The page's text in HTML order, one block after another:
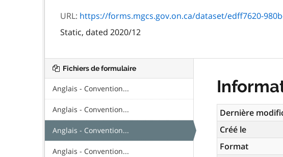
URL: https://forms.mgcs.gov.on.ca/dataset/edff7620-980b-455f-9666-
Static, dated 2020/12
Fichiers de formulaire
Anglais - Convention...
Anglais - Convention...
Anglais - Convention...
Anglais - Convention...
Dernière
Créé le
Format